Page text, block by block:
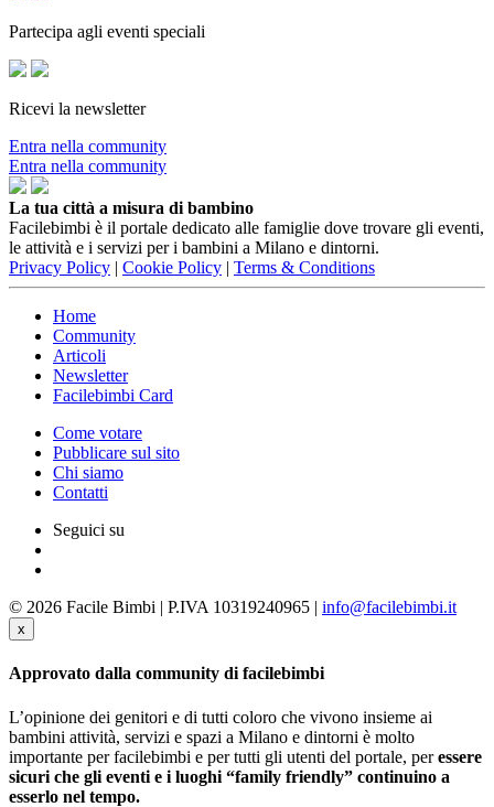
Partecipa agli eventi speciali
Ricevi la newsletter
Entra nella community
Entra nella community
La tua città a misura di bambino
Facilebimbi è il portale dedicato alle famiglie dove trovare gli eventi,
le attività e i servizi per i bambini a Milano e dintorni.
Privacy Policy | Cookie Policy | Terms & Conditions
Home
Community
Articoli
Newsletter
Facilebimbi Card
Come votare
Pubblicare sul sito
Chi siamo
Contatti
Seguici su
© 2026 Facile Bimbi | P.IVA 10319240965 | info@facilebimbi.it
x
Approvato dalla community di facilebimbi
L’opinione dei genitori e di tutti coloro che vivono insieme ai
bambini attività, servizi e spazi a Milano e dintorni è molto
importante per facilebimbi e per tutti gli utenti del portale, peressere
sicuri che gli eventi e i luoghi “family friendly” continuino a
esserlo nel tempo.